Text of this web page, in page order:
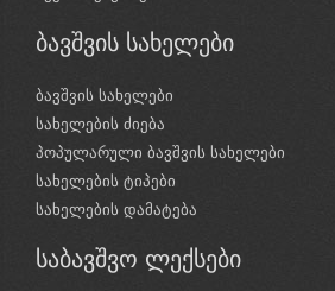
ბავშვის სახელები
ბავშვის სახელები
სახელების ძიება
პოპულარული ბავშვის სახელები
სახელების ტიპები
სახელების დამატება
საბავშვო ლექსები